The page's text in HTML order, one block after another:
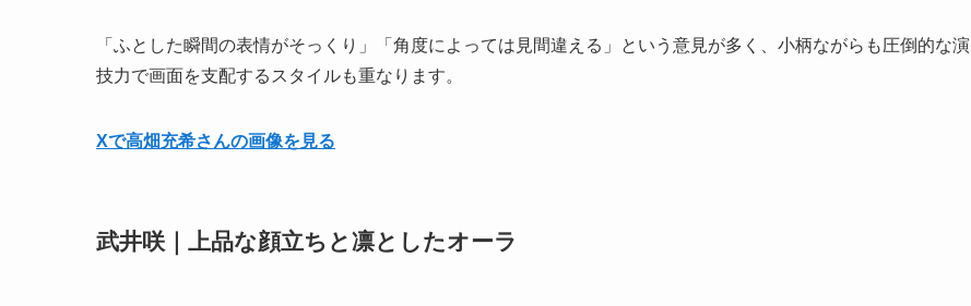
「ふとした瞬間の表情がそっくり」「角度によっては見間違える」という意見が多く、小柄ながらも圧倒的な演
技力で画面を支配するスタイルも重なります。
Xで高畑充希さんの画像を見る
武井咲｜上品な顔立ちと凛としたオーラ